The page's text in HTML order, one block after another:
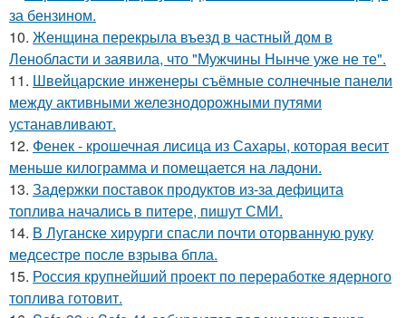
за бензином.
10. Женщина перекрыла въезд в частный дом в
Ленобласти и заявила, что "Мужчины Нынче уже не те".
11. Швейцарские инженеры съёмные солнечные панели
между активными железнодорожными путями
устанавливают.
12. Фенек - крошечная лисица из Сахары, которая весит
меньше килограмма и помещается на ладони.
13. Задержки поставок продуктов из-за дефицита
топлива начались в питере, пишут СМИ.
14. В Луганске хирурги спасли почти оторванную руку
медсестре после взрыва бпла.
15. Россия крупнейший проект по переработке ядерного
топлива готовит.